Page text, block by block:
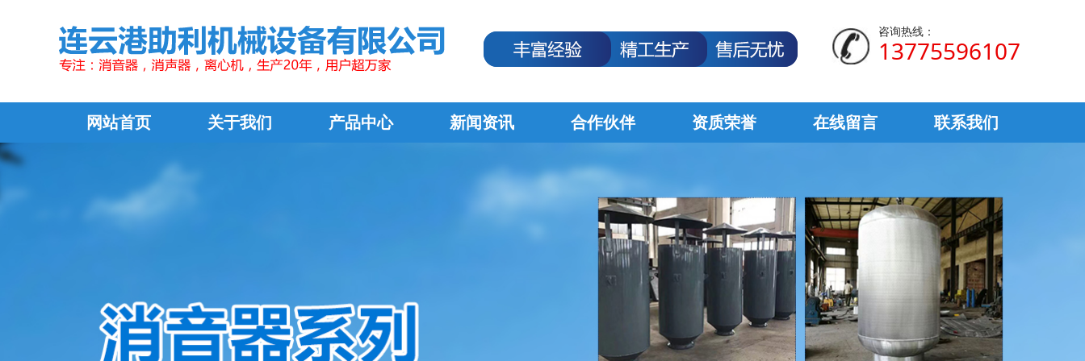
咨询热线：
13775596107
网站首页 关于我们 产品中心 新闻资讯 合作伙伴 资质荣誉 在线留言 联系我们